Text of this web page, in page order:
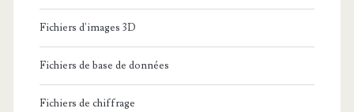
Fichiers d'images 3D
Fichiers de base de données
Fichiers de chiffrage